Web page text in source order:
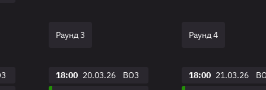
Раунд 3
18:00 20.03.26
BO3
Раунд 4
18:00 21.03.26